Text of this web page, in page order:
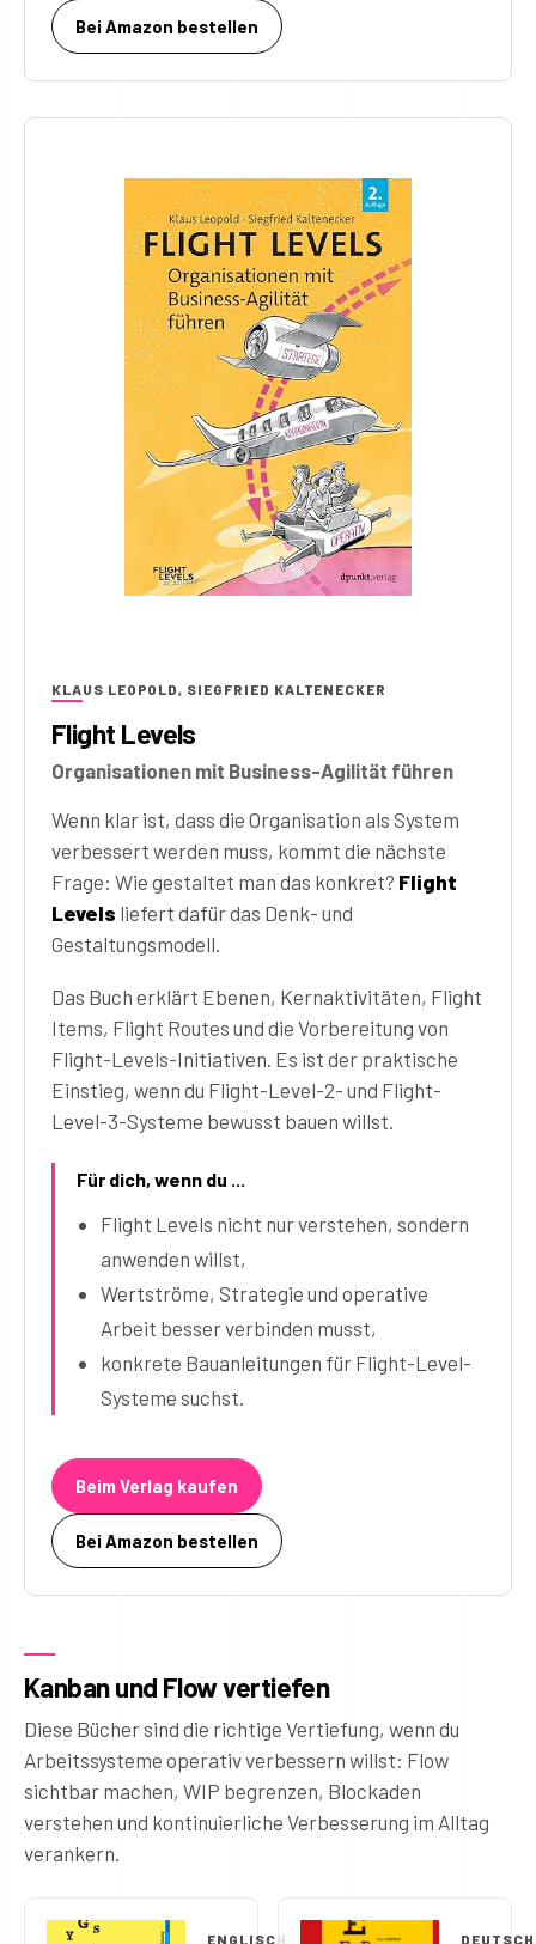
Bei Amazon bestellen
KLAUS LEOPOLD, SIEGFRIED KALTENECKER
Flight Levels
Organisationen mit Business-Agilität führen
Wenn klar ist, dass die Organisation als System
verbessert werden muss, kommt die nächste
Frage: Wie gestaltet man das konkret? Flight
Levels liefert dafür das Denk- und
Gestaltungsmodell.
Das Buch erklärt Ebenen, Kernaktivitäten, Flight
Items, Flight Routes und die Vorbereitung von
Flight-Levels-Initiativen. Es ist der praktische
Einstieg, wenn du Flight-Level-2- und Flight-
Level-3-Systeme bewusst bauen willst.
Für dich, wenn du ...
Flight Levels nicht nur verstehen, sondern
anwenden willst,
Wertströme, Strategie und operative
Arbeit besser verbinden musst,
konkrete Bauanleitungen für Flight-Level-
Systeme suchst.
Beim Verlag kaufen
Bei Amazon bestellen
Kanban und Flow vertiefen
Diese Bücher sind die richtige Vertiefung, wenn du
Arbeitssysteme operativ verbessern willst: Flow
sichtbar machen, WIP begrenzen, Blockaden
verstehen und kontinuierliche Verbesserung im Alltag
verankern.
ENGLISCH DEUTSCH